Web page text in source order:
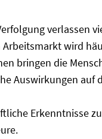
verlassen
wird
bringen die
Auswirkungen
Erkenntnisse